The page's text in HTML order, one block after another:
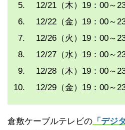
12/21（木）19：00～
12/22（金）19：00～
12/26（火）19：00～
12/27（水）19：00～
12/28（木）19：00～
12/29（金）19：00～
倉敷ケーブルテレビの 「デジ